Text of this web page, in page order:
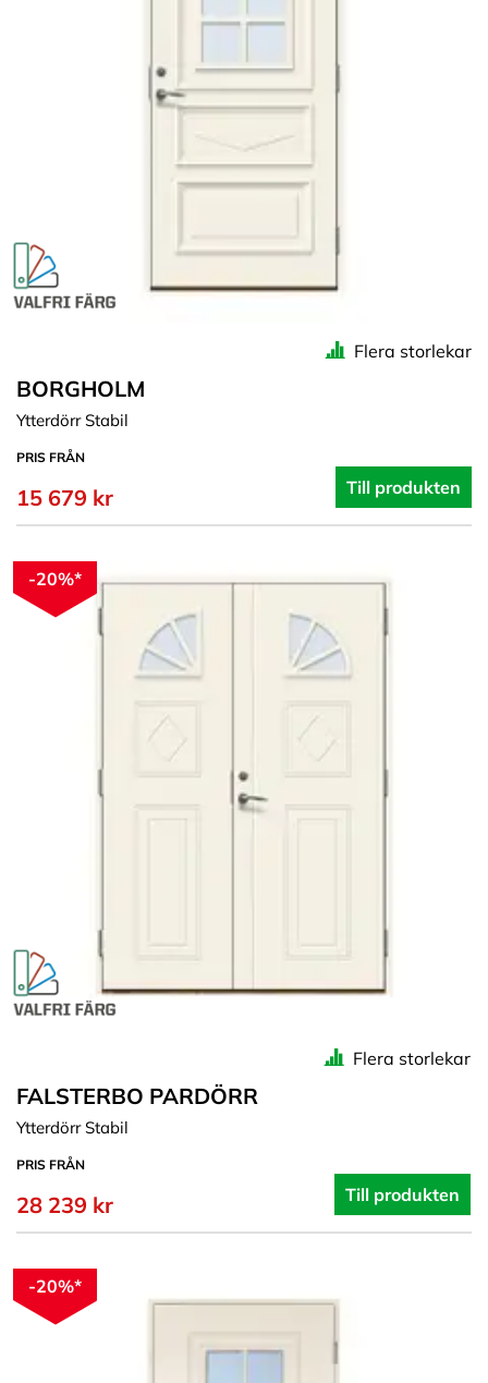
Flera storlekar
BORGHOLM
Ytterdörr Stabil
PRIS FRÅN
15 679 kr Till produkten
-20%*
Flera storlekar
FALSTERBO PARDÖRR
Ytterdörr Stabil
PRIS FRÅN
28 239 kr Till produkten
-20%*